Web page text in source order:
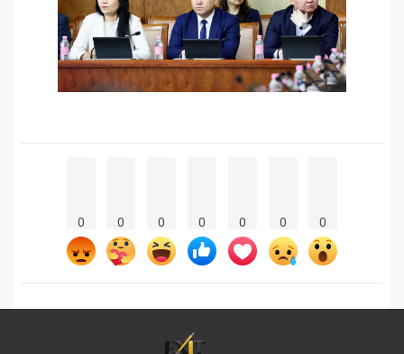
0 0 0 0 0 0 0